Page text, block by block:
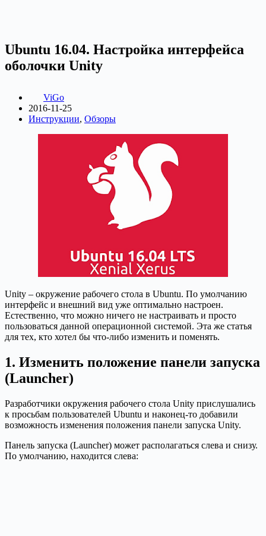
Ubuntu 16.04. Настройка интерфейса
оболочки Unity
ViGo
2016-11-25
Инструкции, Обзоры
Unity – окружение рабочего стола в Ubuntu. По умолчанию
интерфейс и внешний вид уже оптимально настроен.
Естественно, что можно ничего не настраивать и просто
пользоваться данной операционной системой. Эта же статья
для тех, кто хотел бы что-либо изменить и поменять.
1. Изменить положение панели запуска
(Launcher)
Разработчики окружения рабочего стола Unity прислушались
к просьбам пользователей Ubuntu и наконец-то добавили
возможность изменения положения панели запуска Unity.
Панель запуска (Launcher) может располагаться слева и снизу.
По умолчанию, находится слева: